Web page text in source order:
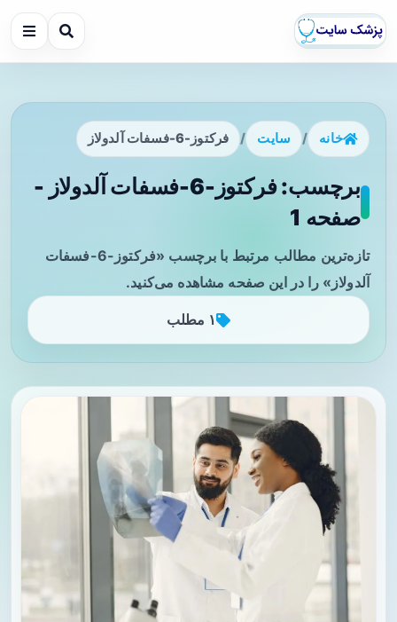
خانه / سایت / فرکتوز-6-فسفات آلدولاز
برچسب: فرکتوز-6-فسفات آلدولاز -
صفحه 1
تازه‌ترین مطالب مرتبط با برچسب «فرکتوز-6-فسفات
آلدولاز» را در این صفحه مشاهده می‌کنید.
۱ مطلب